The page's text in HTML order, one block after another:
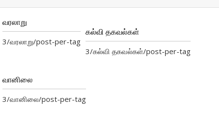
வரலாறு
3/வரலாறு/post-per-tag
கல்வி தகவல்கள்
3/கல்வி தகவல்கள்/post-per-tag
வானிலை
3/வானிலை/post-per-tag